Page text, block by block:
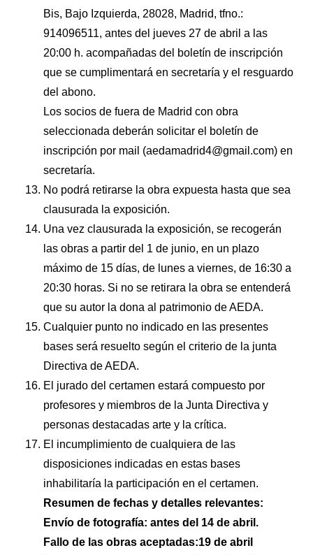
Bis, Bajo Izquierda, 28028, Madrid, tfno.:
914096511, antes del jueves 27 de abril a las
20:00 h. acompañadas del boletín de inscripción
que se cumplimentará en secretaría y el resguardo
del abono.
Los socios de fuera de Madrid con obra
seleccionada deberán solicitar el boletín de
inscripción por mail (aedamadrid4@gmail.com) en
secretaría.
No podrá retirarse la obra expuesta hasta que sea
clausurada la exposición.
Una vez clausurada la exposición, se recogerán
las obras a partir del 1 de junio, en un plazo
máximo de 15 días, de lunes a viernes, de 16:30 a
20:30 horas. Si no se retirara la obra se entenderá
que su autor la dona al patrimonio de AEDA.
Cualquier punto no indicado en las presentes
bases será resuelto según el criterio de la junta
Directiva de AEDA.
El jurado del certamen estará compuesto por
profesores y miembros de la Junta Directiva y
personas destacadas arte y la crítica.
El incumplimiento de cualquiera de las
disposiciones indicadas en estas bases
inhabilitaría la participación en el certamen.
Resumen de fechas y detalles relevantes:
Envío de fotografía: antes del 14 de abril.
Fallo de las obras aceptadas:19 de abril